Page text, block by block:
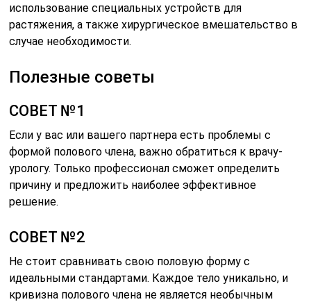
использование специальных устройств для
растяжения, а также хирургическое вмешательство в
случае необходимости.
Полезные советы
СОВЕТ №1
Если у вас или вашего партнера есть проблемы с
формой полового члена, важно обратиться к врачу-
урологу. Только профессионал сможет определить
причину и предложить наиболее эффективное
решение.
СОВЕТ №2
Не стоит сравнивать свою половую форму с
идеальными стандартами. Каждое тело уникально, и
кривизна полового члена не является необычным